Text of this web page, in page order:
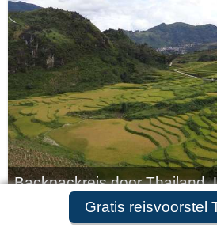
Gratis reisvoorstel
Gratis reisvoorstel
Backpackreis door Thailand,